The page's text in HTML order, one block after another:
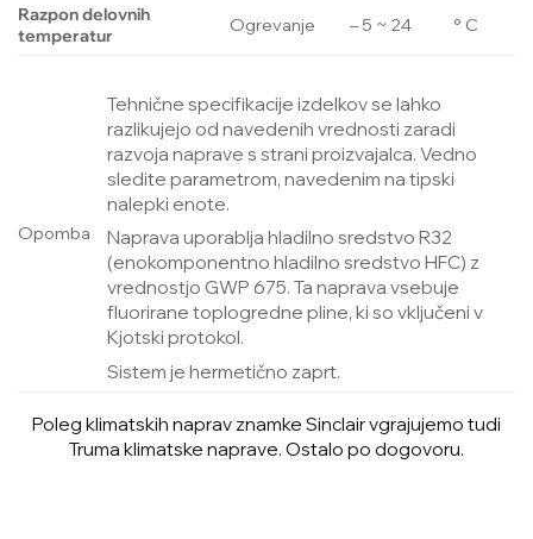
Razpon delovnih
temperatur
Ogrevanje – 5 ~ 24 ° C
Opomba
Tehnične specifikacije izdelkov se lahko
razlikujejo od navedenih vrednosti zaradi
razvoja naprave s strani proizvajalca. Vedno
sledite parametrom, navedenim na tipski
nalepki enote.
Naprava uporablja hladilno sredstvo R32
(enokomponentno hladilno sredstvo HFC) z
vrednostjo GWP 675. Ta naprava vsebuje
fluorirane toplogredne pline, ki so vključeni v
Kjotski protokol.
Sistem je hermetično zaprt.
Poleg klimatskih naprav znamke Sinclair vgrajujemo tudi
Truma klimatske naprave. Ostalo po dogovoru.